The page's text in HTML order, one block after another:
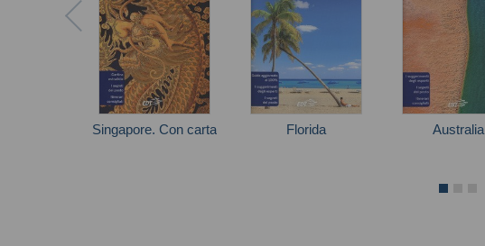
Singapore. Con carta Florida Australia